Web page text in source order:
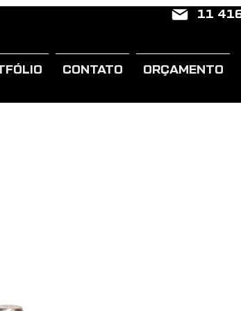
11
CONTATO ORÇAMENTO